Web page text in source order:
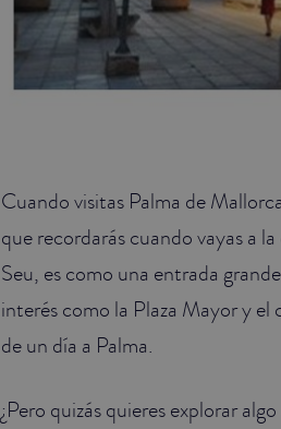
Cuando visitas Palma de
que recordarás cuando vayas a
Seu, es como una entrada
interés como la Plaza Mayor y
de un día a Palma.
¿Pero quizás quieres explorar